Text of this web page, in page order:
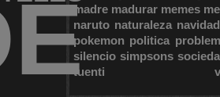
madre madurar memes
naruto naturaleza navidad
pokemon politica
silencio simpsons
tuenti